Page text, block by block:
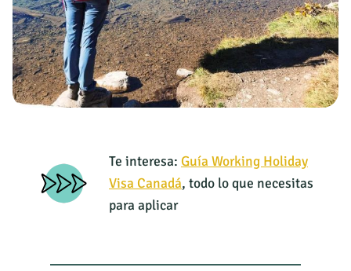
Te interesa: Guía Working Holiday
Visa Canadá, todo lo que necesitas
para aplicar